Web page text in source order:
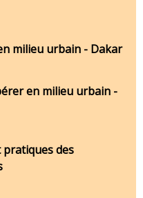
milieu urbain - Dakar
en milieu urbain -
pratiques des